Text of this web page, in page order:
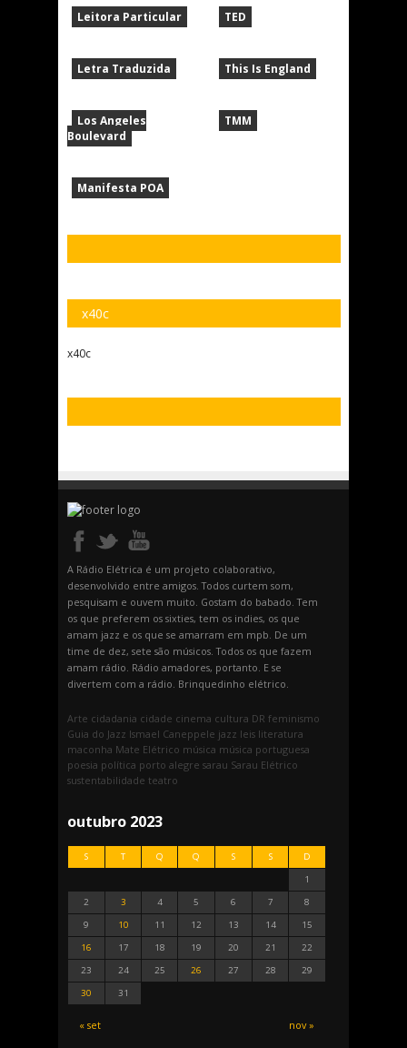
Leitora Particular
Letra Traduzida
Los Angeles
Boulevard
Manifesta POA
TED
This Is England
TMM
x40c
x40c
A Rádio Elétrica é um projeto colaborativo,
desenvolvido entre amigos. Todos curtem som,
pesquisam e ouvem muito. Gostam do babado. Tem
os que preferem os sixties, tem os indies, os que
amam jazz e os que se amarram em mpb. De um
time de dez, sete são músicos. Todos os que fazem
amam rádio. Rádio amadores, portanto. E se
divertem com a rádio. Brinquedinho elétrico.
Arte cidadania cidade cinema cultura DR feminismo
Guia do Jazz Ismael Caneppele jazz leis literatura
maconha Mate Elétrico música música portuguesa
poesia política porto alegre sarau Sarau Elétrico
sustentabilidade teatro
outubro 2023
S T Q Q S S D
« set nov »
1
2
3 4 5 6 7
8
9
10 11 12 13 14
15
16
17 18 19 20 21
22
23
24 25 26 27 28
29
30
31